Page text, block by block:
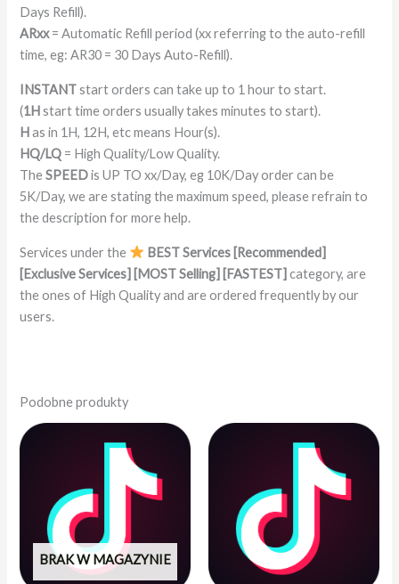
Days Refill).
ARxx= Automatic Refill period (xx referring to the auto-refill
time, eg: AR30 = 30 Days Auto-Refill).
INSTANTstart orders can take up to 1 hour to start.
(1Hstart time orders usually takes minutes to start).
Has in 1H, 12H, etc means Hour(s).
HQ/LQ = High Quality/Low Quality.
TheSPEEDis UP TO xx/Day, eg 10K/Day order can be
5K/Day, we are stating the maximum speed, please refrain to
the description for more help.
Services under the
BEST Services [Recommended]
[Exclusive Services] [MOST Selling] [FASTEST] category, are
the ones of High Quality and are ordered frequently by our
users.
Podobne produkty
BRAK W MAGAZYNIE
Zakres
1,00 zł
30,00 zł
Zakres
0,10 zł
500,00 zł